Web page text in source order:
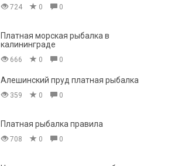
724 0 0
Платная морская рыбалка в
калининграде
666 0 0
Алешинский пруд платная рыбалка
359 0 0
Платная рыбалка правила
708 0 0